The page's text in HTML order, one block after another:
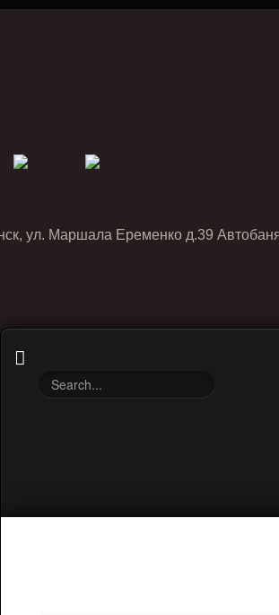
ул. Маршала Еременко д.39